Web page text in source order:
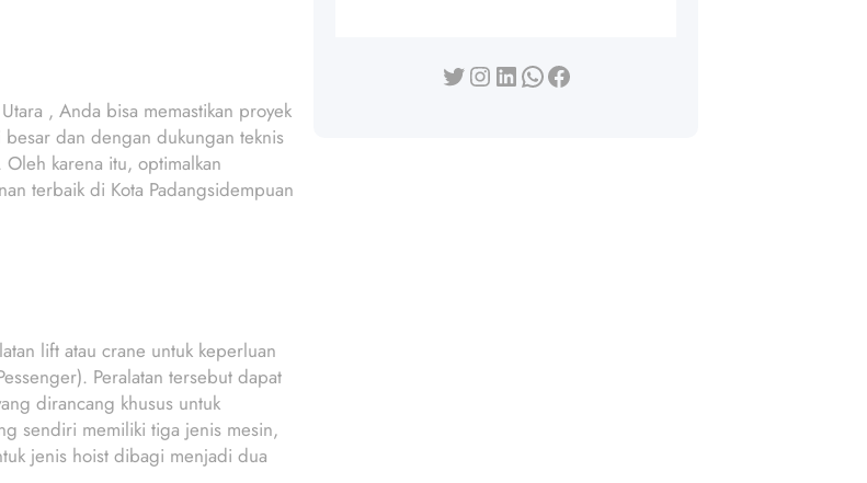
, Anda bisa memastikan proyek
dan dengan dukungan teknis
karena itu, optimalkan
terbaik di Kota Padangsidempuan
lift atau crane untuk keperluan
Peralatan tersebut dapat
dirancang khusus untuk
sendiri memiliki tiga jenis mesin,
jenis hoist dibagi menjadi dua
Twitter Instagram LinkedIn WhatsApp Facebook